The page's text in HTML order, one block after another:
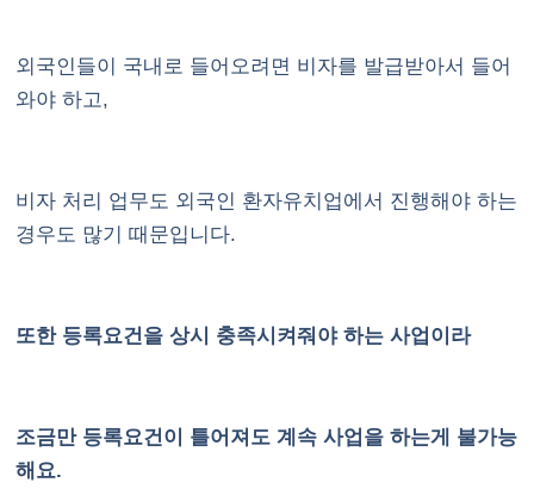
외국인들이 국내로 들어오려면 비자를 발급받아서 들어
와야 하고,
비자 처리 업무도 외국인 환자유치업에서 진행해야 하는
경우도 많기 때문입니다.
또한 등록요건을 상시 충족시켜줘야 하는 사업이라
조금만 등록요건이 틀어져도 계속 사업을 하는게 불가능
해요.